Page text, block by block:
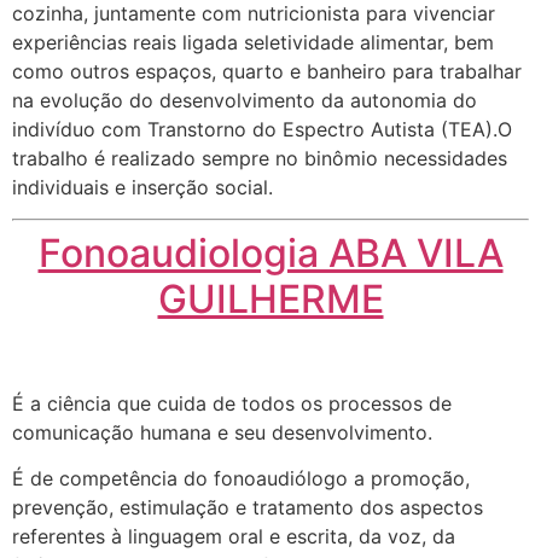
cozinha, juntamente com nutricionista para vivenciar
experiências reais ligada seletividade alimentar, bem
como outros espaços, quarto e banheiro para trabalhar
na evolução do desenvolvimento da autonomia do
indivíduo com Transtorno do Espectro Autista (TEA).O
trabalho é realizado sempre no binômio necessidades
individuais e inserção social.
Fonoaudiologia ABA VILA
GUILHERME
É a ciência que cuida de todos os processos de
comunicação humana e seu desenvolvimento.
É de competência do fonoaudiólogo a promoção,
prevenção, estimulação e tratamento dos aspectos
referentes à linguagem oral e escrita, da voz, da